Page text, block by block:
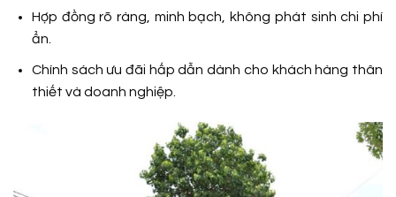
Hợp đồng rõ ràng, minh bạch, không phát sinh chi phí
ẩn.
Chính sách ưu đãi hấp dẫn dành cho khách hàng thân
thiết và doanh nghiệp.